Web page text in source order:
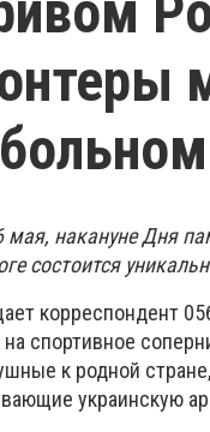
мая, накануне Дня
состоится
корреспондент
спортивное
к родной
украинскую